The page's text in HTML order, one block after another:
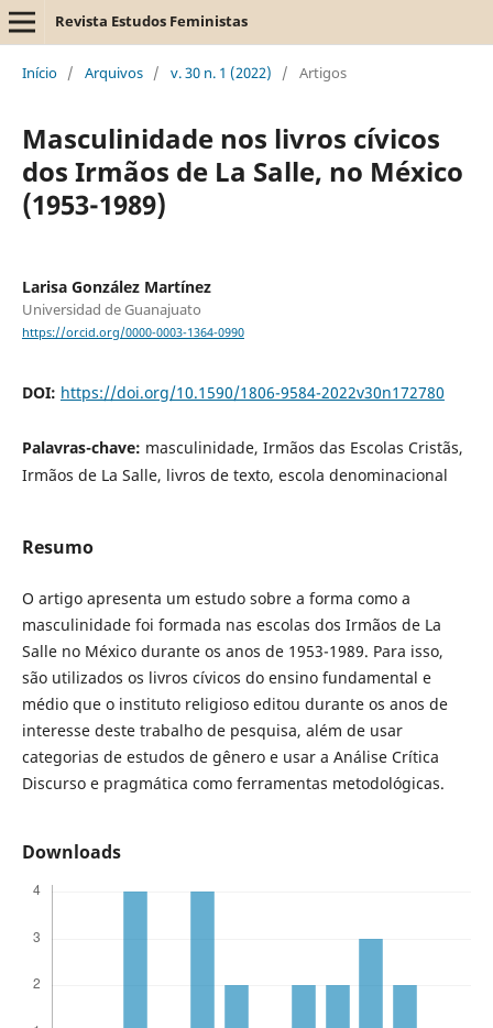
Revista Estudos Feministas
Início / Arquivos / v. 30 n. 1 (2022) / Artigos
Masculinidade nos livros cívicos
dos Irmãos de La Salle, no México
(1953-1989)
Larisa González Martínez
Universidad de Guanajuato
https://orcid.org/0000-0003-1364-0990
DOI: https://doi.org/10.1590/1806-9584-2022v30n172780
Palavras-chave: masculinidade, Irmãos das Escolas Cristãs,
Irmãos de La Salle, livros de texto, escola denominacional
Resumo
O artigo apresenta um estudo sobre a forma como a
masculinidade foi formada nas escolas dos Irmãos de La
Salle no México durante os anos de 1953-1989. Para isso,
são utilizados os livros cívicos do ensino fundamental e
médio que o instituto religioso editou durante os anos de
interesse deste trabalho de pesquisa, além de usar
categorias de estudos de gênero e usar a Análise Crítica
Discurso e pragmática como ferramentas metodológicas.
Downloads